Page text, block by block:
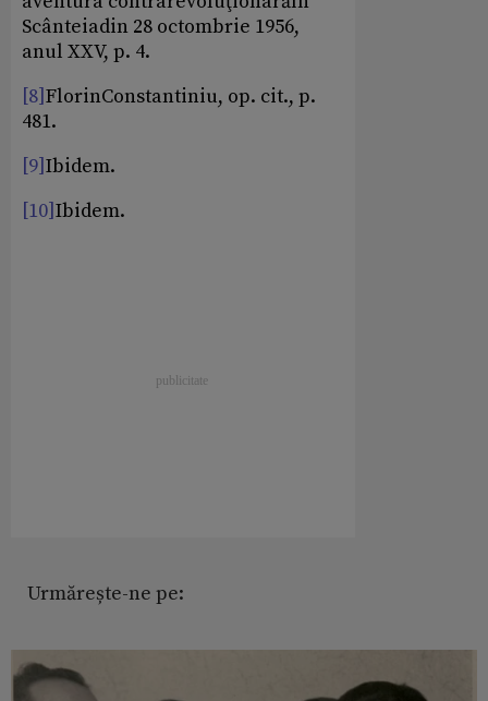
Scânteiadin 28 octombrie 1956,
anul XXV, p. 4.
[8]FlorinConstantiniu, op. cit., p.
481.
[9]Ibidem.
[10]Ibidem.
Urmărește-ne pe: